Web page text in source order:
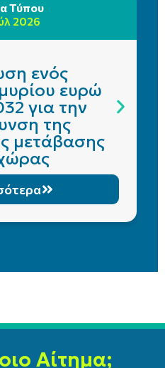
Τύπου
2026
ενός
ευρώ
για την
της
μετάβασης
Αίτημα;